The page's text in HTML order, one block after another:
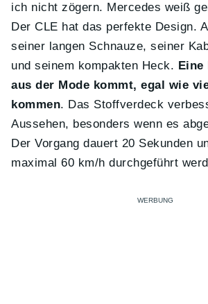
ich nicht zögern. Mercedes weiß
Der CLE hat das perfekte Design.
seiner langen Schnauze, seiner
und seinem kompakten Heck.
aus der Mode kommt, egal wie
kommen. Das Stoffverdeck
Aussehen, besonders wenn es
Der Vorgang dauert 20 Sekunden
maximal 60 km/h durchgeführt